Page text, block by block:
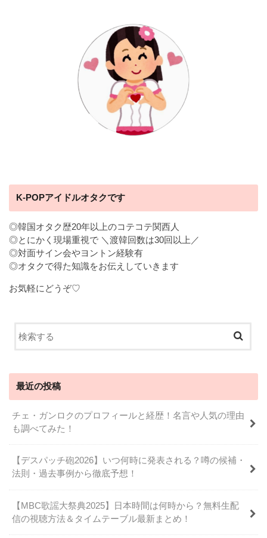
K-POPアイドルオタクです
◎韓国オタク歴20年以上のコテコテ関西人
◎とにかく現場重視で ＼渡韓回数は30回以上／
◎対面サイン会やヨントン経験有
◎オタクで得た知識をお伝えしていきます
お気軽にどうぞ♡
最近の投稿
チェ・ガンロクのプロフィールと経歴！名言や人気の理由
も調べてみた！
【デスパッチ砲2026】いつ何時に発表される？噂の候補・
法則・過去事例から徹底予想！
【MBC歌謡大祭典2025】日本時間は何時から？無料生配
信の視聴方法＆タイムテーブル最新まとめ！